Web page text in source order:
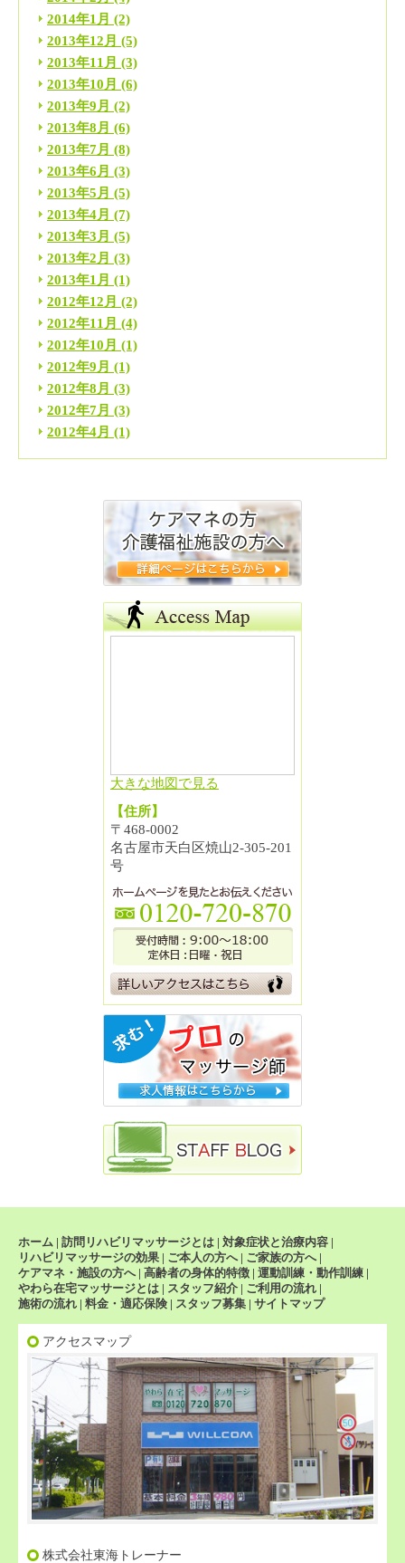
2014年1月 (2)
2013年12月 (5)
2013年11月 (3)
2013年10月 (6)
2013年9月 (2)
2013年8月 (6)
2013年7月 (8)
2013年6月 (3)
2013年5月 (5)
2013年4月 (7)
2013年3月 (5)
2013年2月 (3)
2013年1月 (1)
2012年12月 (2)
2012年11月 (4)
2012年10月 (1)
2012年9月 (1)
2012年8月 (3)
2012年7月 (3)
2012年4月 (1)
大きな地図で見る
【住所】
〒468-0002
名古屋市天白区焼山2-305-201
号
ホーム | 訪問リハビリマッサージとは | 対象症状と治療内容 |
リハビリマッサージの効果 | ご本人の方へ| ご家族の方へ|
ケアマネ・施設の方へ| 高齢者の身体的特徴 | 運動訓練・動作訓練 |
やわら在宅マッサージとは | スタッフ紹介 | ご利用の流れ |
施術の流れ | 料金・適応保険 | スタッフ募集 | サイトマップ
アクセスマップ
株式会社東海トレーナー